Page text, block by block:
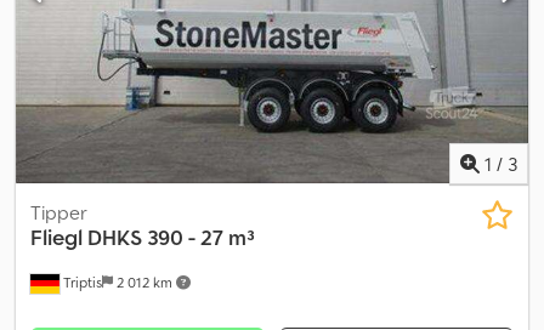
1 / 3
Triptis 2 012 km
Tipper
Fliegl DHKS 390 - 27 m³